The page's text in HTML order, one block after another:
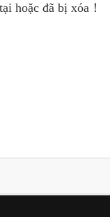
hoặc đã bị xóa！